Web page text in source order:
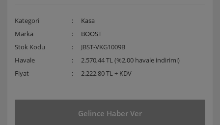
Kategori
Kasa
Marka
BOOST
Stok Kodu
JBST-VKG1009B
Havale
2.570,44 TL (%2,00 havale indirimi)
Fiyat
2.222,80 TL + KDV
Gelince Haber Ver